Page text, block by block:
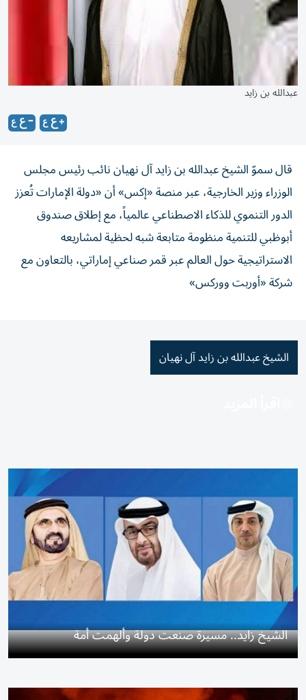
عبدالله بن زايد
قال سموّ الشيخ عبدالله بن زايد آل نهيان نائب رئيس مجلس
الوزراء وزير الخارجية، عبر منصة «إكس» أن «دولة الإمارات تُعزز
الدور التنموي للذكاء الاصطناعي عالمياً، مع إطلاق صندوق
أبوظبي للتنمية منظومة متابعة شبه لحظية لمشاريعه
الاستراتيجية حول العالم عبر قمر صناعي إماراتي، بالتعاون مع
شركة «أوربت ووركس»
الشيخ عبدالله بن زايد آل نهيان
الشيخ زايد.. مسيرة صنعت دولة وألهمت أمة